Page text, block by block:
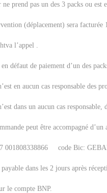
ne prend pas un des 3 packs ou
(déplacement) sera facturée
l’appel .
en défaut de paiement d’un des
en aucun cas responsable des
dans un aucun cas
peut être accompagné
code Bic:
dans les 2 jours après
le compte BNP.